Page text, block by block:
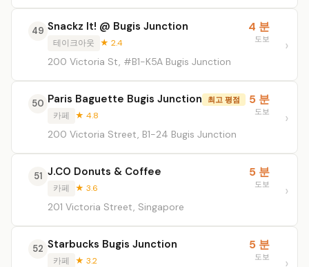
49 Snackz It! @ Bugis Junction
테이크아웃 ★ 2.4
200 Victoria St, #B1-K5A Bugis Junction
4 분
도보
50 Paris Baguette Bugis Junction 최고 평점
카페 ★ 4.8
200 Victoria Street, B1-24 Bugis Junction
5 분
도보
51 J.CO Donuts & Coffee
카페 ★ 3.6
201 Victoria Street, Singapore
5 분
도보
52 Starbucks Bugis Junction
카페 ★ 3.2
5 분
도보